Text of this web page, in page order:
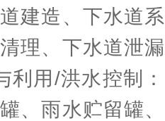
建造、下水道
理、下水道泄
利用/洪水控制
、雨水贮留罐